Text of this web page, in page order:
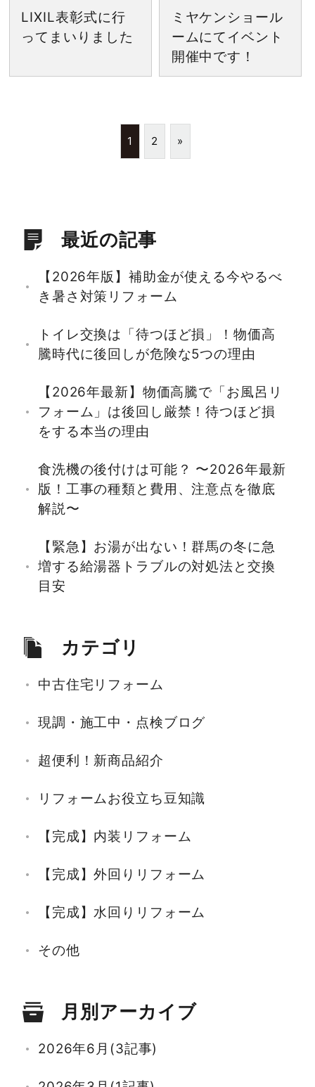
LIXIL表彰式に行
ってまいりました
ミヤケンショール
ームにてイベント
開催中です！
1 2 »
最近の記事
【2026年版】補助金が使える今やるべ
き暑さ対策リフォーム
トイレ交換は「待つほど損」！物価高
騰時代に後回しが危険な5つの理由
【2026年最新】物価高騰で「お風呂リ
フォーム」は後回し厳禁！待つほど損
をする本当の理由
食洗機の後付けは可能？ 〜2026年最新
版！工事の種類と費用、注意点を徹底
解説〜
【緊急】お湯が出ない！群馬の冬に急
増する給湯器トラブルの対処法と交換
目安
カテゴリ
中古住宅リフォーム
現調・施工中・点検ブログ
超便利！新商品紹介
リフォームお役立ち豆知識
【完成】内装リフォーム
【完成】外回りリフォーム
【完成】水回りリフォーム
その他
月別アーカイブ
2026年6月(3記事)